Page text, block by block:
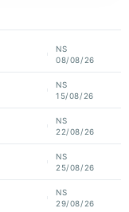
NS
08/08/26
NS
15/08/26
NS
22/08/26
NS
25/08/26
NS
29/08/26